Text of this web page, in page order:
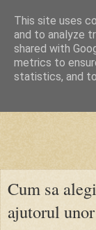
Cum sa
ajutorul
This site uses
and to analyze
shared with
metrics to
statistics, and